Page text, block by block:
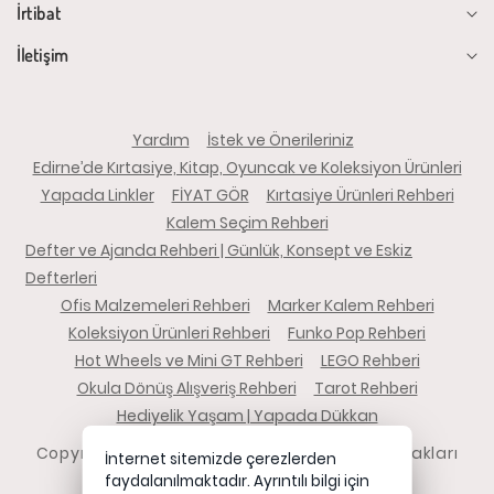
İrtibat
İletişim
Yardım
İstek ve Önerileriniz
Edirne’de Kırtasiye, Kitap, Oyuncak ve Koleksiyon Ürünleri
Yapada Linkler
FİYAT GÖR
Kırtasiye Ürünleri Rehberi
Kalem Seçim Rehberi
Defter ve Ajanda Rehberi | Günlük, Konsept ve Eskiz
Defterleri
Ofis Malzemeleri Rehberi
Marker Kalem Rehberi
Koleksiyon Ürünleri Rehberi
Funko Pop Rehberi
Hot Wheels ve Mini GT Rehberi
LEGO Rehberi
Okula Dönüş Alışveriş Rehberi
Tarot Rehberi
Hediyelik Yaşam | Yapada Dükkan
Copyright 2026 yapadadukkan.com - Tüm hakları
saklıdır.
İnternet sitemizde çerezlerden
faydalanılmaktadır. Ayrıntılı bilgi için